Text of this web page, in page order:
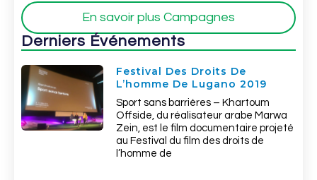
En savoir plus Campagnes
Derniers Événements
Festival Des Droits De
L’homme De Lugano 2019
Sport sans barrières – Khartoum
Offside, du réalisateur arabe Marwa
Zein, est le film documentaire projeté
au Festival du film des droits de
l’homme de